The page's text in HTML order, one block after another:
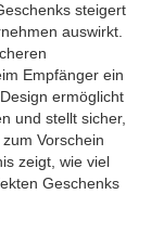
steigert
auswirkt.
Empfänger ein
ermöglicht
und stellt sicher,
Vorschein
zeigt, wie viel
Geschenks